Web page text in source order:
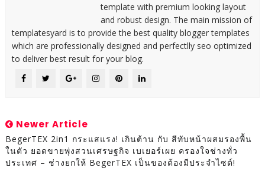
template with premium looking layout
and robust design. The main mission of
templatesyard is to provide the best quality blogger templates
which are professionally designed and perfectlly seo optimized
to deliver best result for your blog.
Newer Article
BegerTEX 2in1 กระแสแรง! เกินต้าน กับ สีทับหน้าผสมรองพื้น
ในตัว ยอดขายพุ่งสวนเศรษฐกิจ เบเยอร์เผย ครองใจช่างทั่ว
ประเทศ – ช่างยกให้ BegerTEX เป็นของต้องมีประจำไซต์!